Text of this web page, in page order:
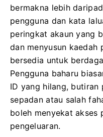
bermakna lebih
pengguna dan kata
peringkat akaun yang
dan menyusun kaedah
bersedia untuk
Pengguna baharu
ID yang hilang,
sepadan atau salah
boleh menyekat akses
pengeluaran.